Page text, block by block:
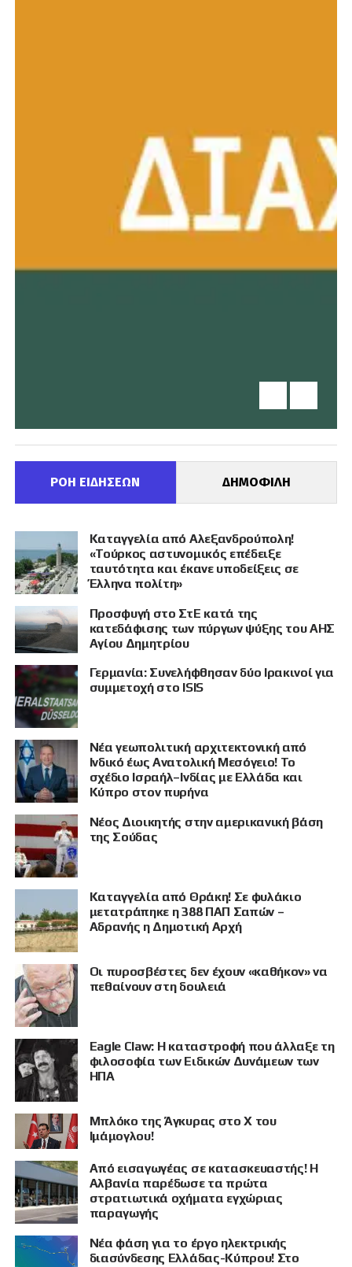
ΠΡΟΒΟΛΗ
ΡΟΗ ΕΙΔΗΣΕΩΝ ΔΗΜΟΦΙΛΗ
Καταγγελία από Αλεξανδρούπολη!
«Τούρκος αστυνομικός επέδειξε
ταυτότητα και έκανε υποδείξεις σε
Έλληνα πολίτη»
Προσφυγή στο ΣτΕ κατά της
κατεδάφισης των πύργων ψύξης του ΑΗΣ
Αγίου Δημητρίου
Γερμανία: Συνελήφθησαν δύο Ιρακινοί για
συμμετοχή στο ISIS
Νέα γεωπολιτική αρχιτεκτονική από
Ινδικό έως Ανατολική Μεσόγειο! Το
σχέδιο Ισραήλ–Ινδίας με Ελλάδα και
Κύπρο στον πυρήνα
Νέος Διοικητής στην αμερικανική βάση
της Σούδας
Καταγγελία από Θράκη! Σε φυλάκιο
μετατράπηκε η 388 ΠΑΠ Σαπών –
Αδρανής η Δημοτική Αρχή
Οι πυροσβέστες δεν έχουν «καθήκον» να
πεθαίνουν στη δουλειά
Eagle Claw: Η καταστροφή που άλλαξε τη
φιλοσοφία των Ειδικών Δυνάμεων των
ΗΠΑ
Μπλόκο της Άγκυρας στο X του
Ιμάμογλου!
Από εισαγωγέας σε κατασκευαστής! Η
Αλβανία παρέδωσε τα πρώτα
στρατιωτικά οχήματα εγχώριας
παραγωγής
Νέα φάση για το έργο ηλεκτρικής
διασύνδεσης Ελλάδας-Κύπρου! Στο